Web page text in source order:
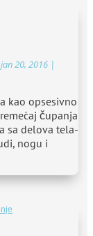
jan 20, 2016 |
kao opsesivno
čupanja
sa delova tela-
nogu i